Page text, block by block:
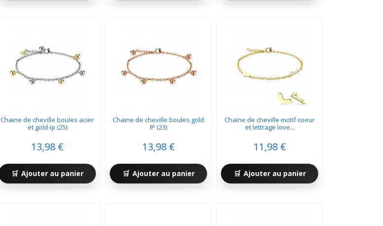
Chaine de cheville boules acier
et gold-ip (25)
13,98 €
Ajouter au panier
Chaine de cheville boules gold
IP (23)
13,98 €
Ajouter au panier
Chaine de cheville motif coeur
et lettrage love...
11,98 €
Ajouter au panier